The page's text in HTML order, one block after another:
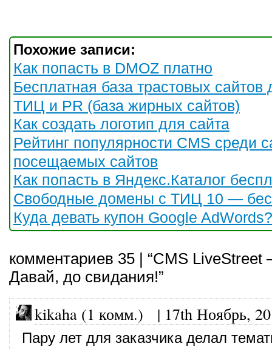
Похожие записи:
Как попасть в DMOZ платно
Бесплатная база трастовых сайтов
ТИЦ и PR (база жирных сайтов)
Как создать логотип для сайта
Рейтинг популярности CMS среди
посещаемых сайтов
Как попасть в Яндекс.Каталог
Свободные домены с ТИЦ 10 —
Куда девать купон Google AdWords?
комментариев 35 | “CMS LiveStreet
Давай, до свидания!”
kikaha (1 комм.) | 17th Ноябрь,
Пару лет для заказчика делал